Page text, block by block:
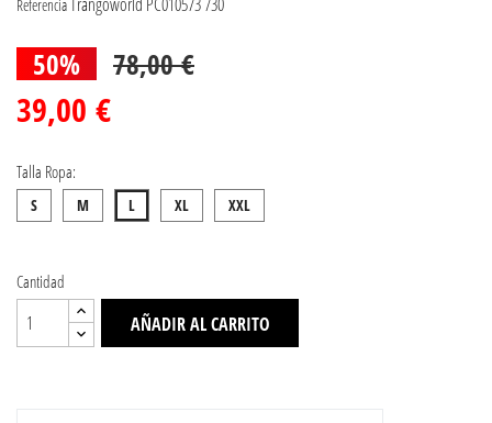
Referencia
50% 78,00 €
39,00 €
Talla Ropa:
S M L XL XXL
Cantidad
AÑADIR AL CARRITO